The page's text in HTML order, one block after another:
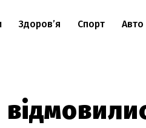
Здоров’я Спорт Авто